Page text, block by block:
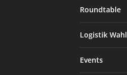
Roundtable
Logistik Wahl
Events